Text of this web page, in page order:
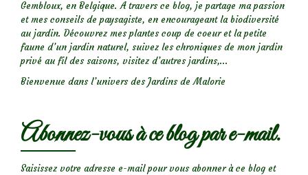
Gembloux, en Belgique. A travers ce blog, je partage ma passion
et mes conseils de paysagiste, en encourageant la biodiversité
au jardin. Découvrez mes plantes coup de coeur et la petite
faune d’un jardin naturel, suivez les chroniques de mon jardin
privé au fil des saisons, visitez d’autres jardins,...
Bienvenue dans l’univers des Jardins de Malorie
Abonnez-vous à ce blog par e-mail.
Saisissez votre adresse e-mail pour vous abonner à ce blog et